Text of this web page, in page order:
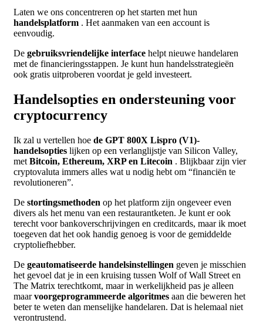
Laten we ons concentreren op het starten met hun
handelsplatform . Het aanmaken van een account is
eenvoudig.
De gebruiksvriendelijke interface helpt nieuwe handelaren
met de financieringsstappen. Je kunt hun handelsstrategieën
ook gratis uitproberen voordat je geld investeert.
Handelsopties en ondersteuning voor
cryptocurrency
Ik zal u vertellen hoe de GPT 800X Lispro (V1)-
handelsopties lijken op een verlanglijstje van Silicon Valley,
met Bitcoin, Ethereum, XRP en Litecoin . Blijkbaar zijn vier
cryptovaluta immers alles wat u nodig hebt om “financiën te
revolutioneren”.
De stortingsmethoden op het platform zijn ongeveer even
divers als het menu van een restaurantketen. Je kunt er ook
terecht voor bankoverschrijvingen en creditcards, maar ik moet
toegeven dat het ook handig genoeg is voor de gemiddelde
cryptoliefhebber.
De geautomatiseerde handelsinstellingen geven je misschien
het gevoel dat je in een kruising tussen Wolf of Wall Street en
The Matrix terechtkomt, maar in werkelijkheid pas je alleen
maarvoorgeprogrammeerde algoritmes aan die beweren het
beter te weten dan menselijke handelaren. Dat is helemaal niet
verontrustend.